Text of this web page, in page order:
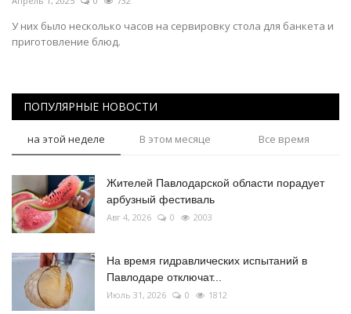
У них было несколько часов на сервировку стола для банкета и
приготовление блюд.
ПОПУЛЯРНЫЕ НОВОСТИ
на этой неделе В этом месяце Все время
Жителей Павлодарской области порадует
арбузный фестиваль
Авг 4, 2026 0 2003
На время гидравлических испытаний в
Павлодаре отключат...
Июль 31, 2026 0 1812